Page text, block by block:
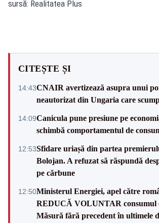
sursă: Realitatea Plus
CITEȘTE ȘI
14:43CNAIR avertizează asupra unui
neautorizat din Ungaria care
14:09Canicula pune presiune pe
schimbă comportamentul de
12:53Sfidare uriașă din partea
Bolojan. A refuzat să răspundă
pe cărbune
12:50Ministerul Energiei, apel către
REDUCĂ VOLUNTAR consumul
Măsură fără precedent în ultimele